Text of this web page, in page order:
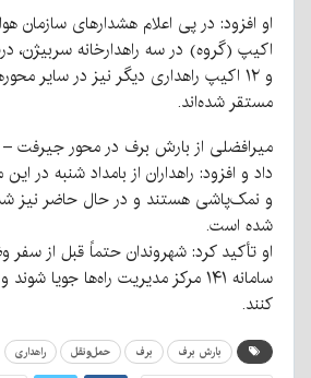
او افزود: در پی اعلام هشدارهای سازمان
اکیپ (گروه) در سه راهدارخانه سربیژن،
و ۱۲ اکیپ راهداری دیگر نیز در سایر
مستقر شده‌اند.
میرافضلی از بارش برف در محور جیرفت –
داد و افزود: راهداران از بامداد شنبه در
و نمک‌پاشی هستند و در حال حاضر نیز
شده است.
او تأکید کرد: شهروندان حتماً قبل از سفر
سامانه ۱۴۱ مرکز مدیریت راه‌ها
کنند.
بارش برف برف حمل‌ونقل راهداری